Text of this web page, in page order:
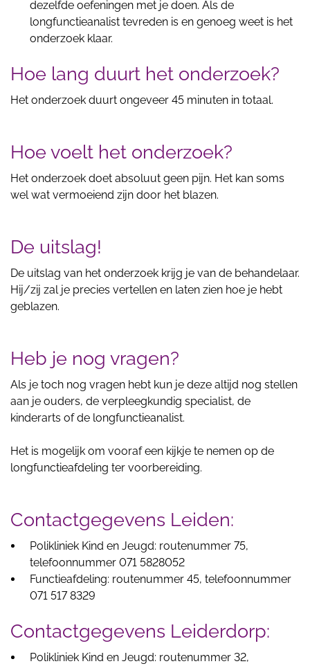
dezelfde oefeningen met je doen. Als de
longfunctieanalist tevreden is en genoeg weet is het
onderzoek klaar.
Hoe lang duurt het onderzoek?
Het onderzoek duurt ongeveer 45 minuten in totaal.
Hoe voelt het onderzoek?
Het onderzoek doet absoluut geen pijn. Het kan soms
wel wat vermoeiend zijn door het blazen.
De uitslag!
De uitslag van het onderzoek krijg je van de behandelaar.
Hij/zij zal je precies vertellen en laten zien hoe je hebt
geblazen.
Heb je nog vragen?
Als je toch nog vragen hebt kun je deze altijd nog stellen
aan je ouders, de verpleegkundig specialist, de
kinderarts of de longfunctieanalist.
Het is mogelijk om vooraf een kijkje te nemen op de
longfunctieafdeling ter voorbereiding.
Contactgegevens Leiden:
Polikliniek Kind en Jeugd: routenummer 75,
telefoonnummer 071 5828052
Functieafdeling: routenummer 45, telefoonnummer
071 517 8329
Contactgegevens Leiderdorp:
Polikliniek Kind en Jeugd: routenummer 32,